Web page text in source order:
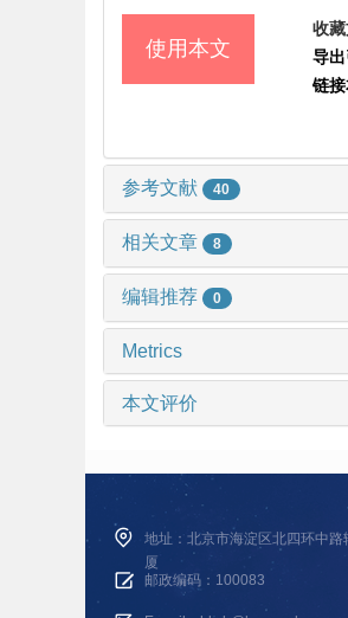
使用本文
收
导
链
参考文献 40
相关文章 8
编辑推荐 0
Metrics
本文评价
地址：北京市海淀区北四环中
厦
邮政编码：100083